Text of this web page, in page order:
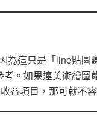
這只是「line貼圖
。如果連美術繪圖
益項目，那可就不